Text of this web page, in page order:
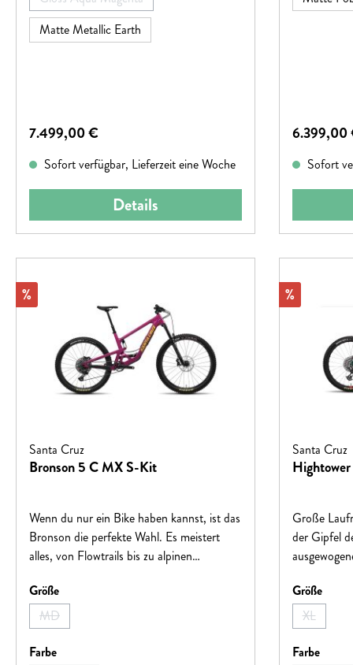
(Diese Option ist zurzeit nicht verfügbar.)
Matte Metallic Earth
Regulärer Preis:
7.499,00 €
Sofort verfügbar, Lieferzeit eine Woche
Details
Regulärer
6.399,00
Sofort
Rabatt
%
Santa Cruz
Bronson 5 C MX S-Kit
Wenn du nur ein Bike haben kannst, ist das
Bronson die perfekte Wahl. Es meistert
alles, von Flowtrails bis zu alpinen
Luft als auch im technischen Terrain wohl.
Vorsicht: Es animiert zu wildem
Fahrverhalten.
Größeauswählen
MD
(Diese Option ist zurzeit nicht verfügbar.)
Farbeauswählen
Rabatt
%
Santa Cruz
Große
der Gipfel
zu einem
Alpen oder
gebauten
Größe
XL
(Diese
Farbe